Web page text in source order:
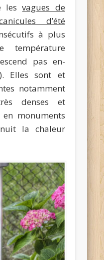
lesvagues de
d’été
à plus
pas en-
Elles sont et
notamment
denses et
monuments
la chaleur